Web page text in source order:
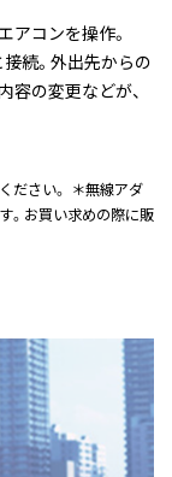
アコンを操作。
続。外出先からの
容の変更などが、
ださい。 ＊無線アダ
。お買い求めの際に販